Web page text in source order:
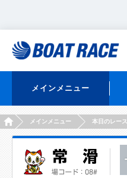
メインメニュー
HOMEメインメニュー 本日のレース